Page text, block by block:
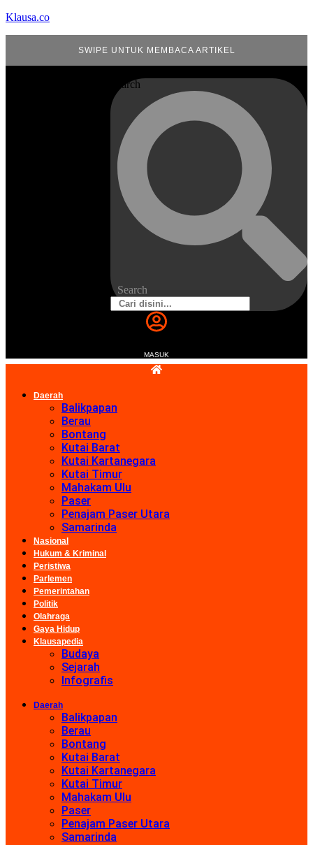
Klausa.co
SWIPE UNTUK MEMBACA ARTIKEL
Search
Search
MASUK
Daerah
Balikpapan
Berau
Bontang
Kutai Barat
Kutai Kartanegara
Kutai Timur
Mahakam Ulu
Paser
Penajam Paser Utara
Samarinda
Nasional
Hukum & Kriminal
Peristiwa
Parlemen
Pemerintahan
Politik
Olahraga
Gaya Hidup
Klausapedia
Budaya
Sejarah
Infografis
Daerah
Balikpapan
Berau
Bontang
Kutai Barat
Kutai Kartanegara
Kutai Timur
Mahakam Ulu
Paser
Penajam Paser Utara
Samarinda